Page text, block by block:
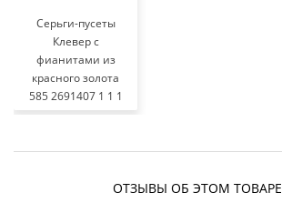
Серьги-пусеты
Клевер с
фианитами из
красного золота
585 2691407 1 1 1
ОТЗЫВЫ ОБ ЭТОМ ТОВАРЕ